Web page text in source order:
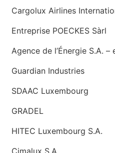
Cargolux Airlines
Entreprise POECKES Sàrl
Agence de l’Énergie S.A. –
Guardian Industries
SDAAC Luxembourg
GRADEL
HITEC Luxembourg S.A.
Cimalux S.A.